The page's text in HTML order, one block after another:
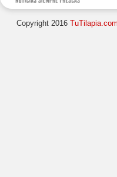
Copyright 2016 TuTilapia.com